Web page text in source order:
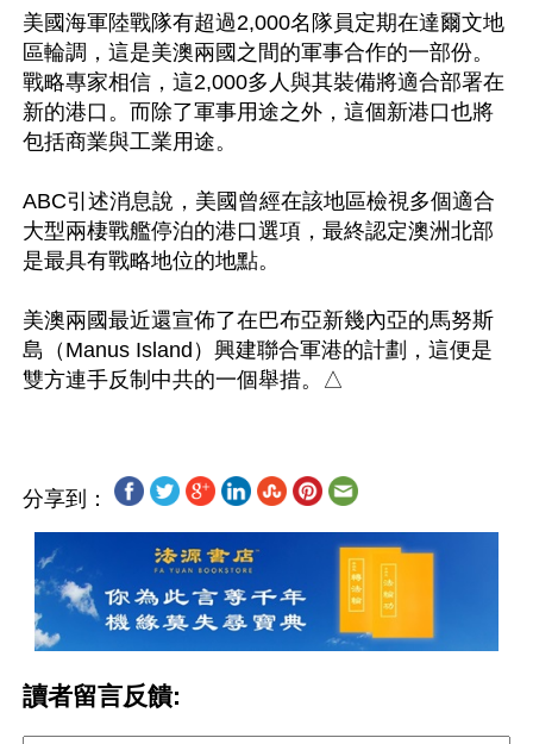
美國海軍陸戰隊有超過2,000名隊員定期在達爾文地
區輪調，這是美澳兩國之間的軍事合作的一部份。
戰略專家相信，這2,000多人與其裝備將適合部署在
新的港口。而除了軍事用途之外，這個新港口也將
包括商業與工業用途。
ABC引述消息說，美國曾經在該地區檢視多個適合
大型兩棲戰艦停泊的港口選項，最終認定澳洲北部
是最具有戰略地位的地點。
美澳兩國最近還宣佈了在巴布亞新幾內亞的馬努斯
島（Manus Island）興建聯合軍港的計劃，這便是
分享到：
讀者留言反饋: